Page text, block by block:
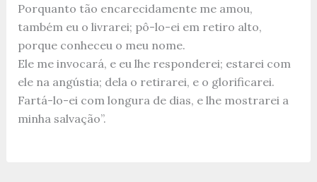
Porquanto tão encarecidamente me amou,
também eu o livrarei; pô-lo-ei em retiro alto,
porque conheceu o meu nome.
Ele me invocará, e eu lhe responderei; estarei com
ele na angústia; dela o retirarei, e o glorificarei.
Fartá-lo-ei com longura de dias, e lhe mostrarei a
minha salvação”.